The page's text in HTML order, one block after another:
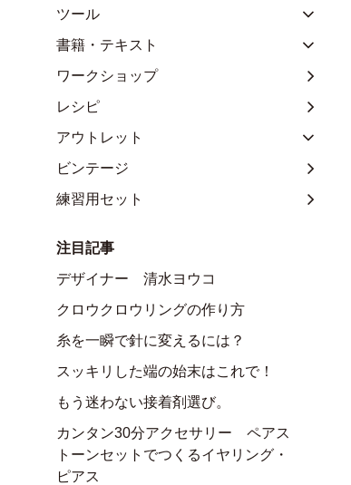
ツール
書籍・テキスト
ワークショップ
レシピ
アウトレット
ビンテージ
練習用セット
注目記事
デザイナー 清水ヨウコ
クロウクロウリングの作り方
糸を一瞬で針に変えるには？
スッキリした端の始末はこれで！
もう迷わない接着剤選び。
カンタン30分アクセサリー ペアス
トーンセットでつくるイヤリング・
ピアス